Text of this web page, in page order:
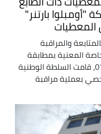
بارتنر"
المعطيات
والمراقبة
المعنية بمطابقة
مع أحكام القانون 18-07، قامت السلطة الوطنية
بعملية مراقبة